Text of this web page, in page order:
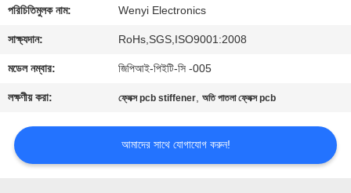
যোগাযোগ
করুন
উদ্ধৃতির
আবেদন
পরিচিতিমুলক নাম: Wenyi Electronics
সাক্ষ্যদান: RoHs,SGS,ISO9001:2008
মডেল নম্বার: জিপিআই-পিইটি-সি -005
লক্ষণীয় করা: ফ্লেক্স pcb stiffener,অতি পাতলা ফ্লেক্স pcb
আমাদের সাথে যোগাযোগ করুন!